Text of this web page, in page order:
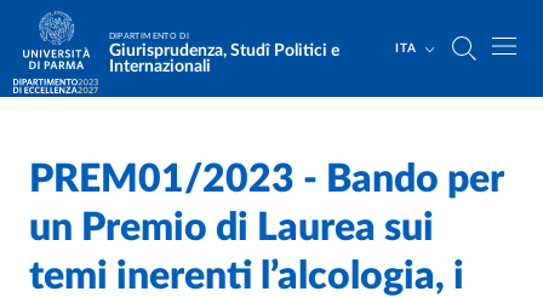
Salta al contenuto principale
Skip to footer
DIPARTIMENTO DI
Giurisprudenza, Studî Politici e
Internazionali
ITA
Home
/
PREM01/2023 - Bando per
un Premio di Laurea sui
temi inerenti l’alcologia, i